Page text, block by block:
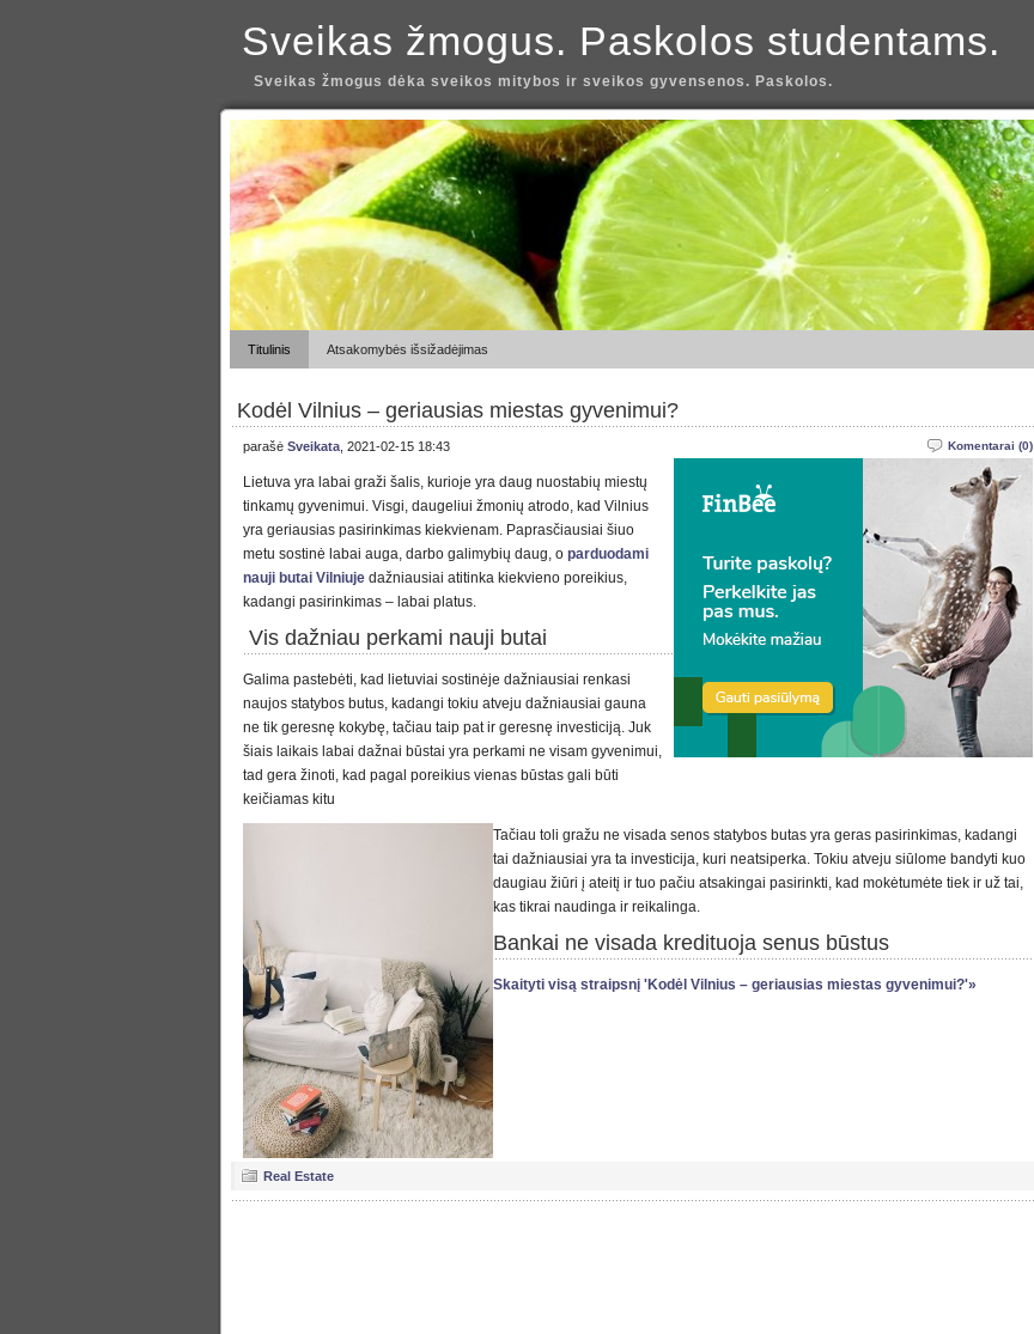
Sveikas žmogus. Paskolos studentams.
Sveikas žmogus dėka sveikos mitybos ir sveikos gyvensenos. Paskolos.
Titulinis Atsakomybės išsižadėjimas
Kodėl Vilnius – geriausias miestas gyvenimui?
Komentarai (0)
parašė Sveikata , 2021-02-15 18:43
Lietuva yra labai graži šalis, kurioje yra daug nuostabių miestų
tinkamų gyvenimui. Visgi, daugeliui žmonių atrodo, kad Vilnius
yra geriausias pasirinkimas kiekvienam. Paprasčiausiai šiuo
metu sostinė labai auga, darbo galimybių daug, o parduodami
nauji butai Vilniuje dažniausiai atitinka kiekvieno poreikius,
kadangi pasirinkimas – labai platus.
Vis dažniau perkami nauji butai
Galima pastebėti, kad lietuviai sostinėje dažniausiai renkasi
naujos statybos butus, kadangi tokiu atveju dažniausiai gauna
ne tik geresnę kokybę, tačiau taip pat ir geresnę investiciją. Juk
šiais laikais labai dažnai būstai yra perkami ne visam gyvenimui,
tad gera žinoti, kad pagal poreikius vienas būstas gali būti
keičiamas kitu
Tačiau toli gražu ne visada senos statybos butas yra geras pasirinkimas, kadangi
tai dažniausiai yra ta investicija, kuri neatsiperka. Tokiu atveju siūlome bandyti kuo
daugiau žiūri į ateitį ir tuo pačiu atsakingai pasirinkti, kad mokėtumėte tiek ir už tai,
kas tikrai naudinga ir reikalinga.
Bankai ne visada kredituoja senus būstus
Skaityti visą straipsnį 'Kodėl Vilnius – geriausias miestas gyvenimui?'»
Real Estate